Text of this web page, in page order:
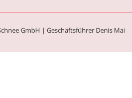
GmbH | Geschäftsführer Denis Mai